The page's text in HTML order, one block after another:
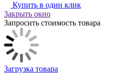
Купить в один клик
Закрыть окно
Запросить стоимость товара
Загрузка товара